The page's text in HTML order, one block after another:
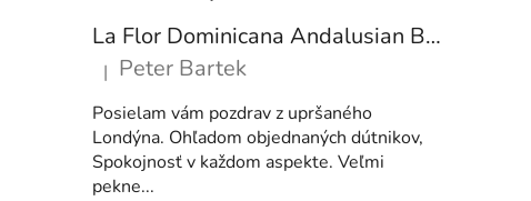
La Flor Dominicana Andalusian Bull
Hodnocení produktu je 5 z 5 hvězdiček.
| Peter Bartek
Posielam vám pozdrav z upršaného
Londýna. Ohľadom objednaných dútnikov,
Spokojnosť v každom aspekte. Veľmi
pekne...